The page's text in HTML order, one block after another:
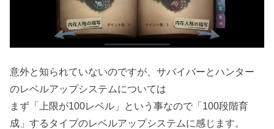
意外と知られていないのですが、サバイバーとハンター
のレベルアップシステムについては
まず「上限が100レベル」という事なので「100段階育
成」するタイプのレベルアップシステムに感じます。